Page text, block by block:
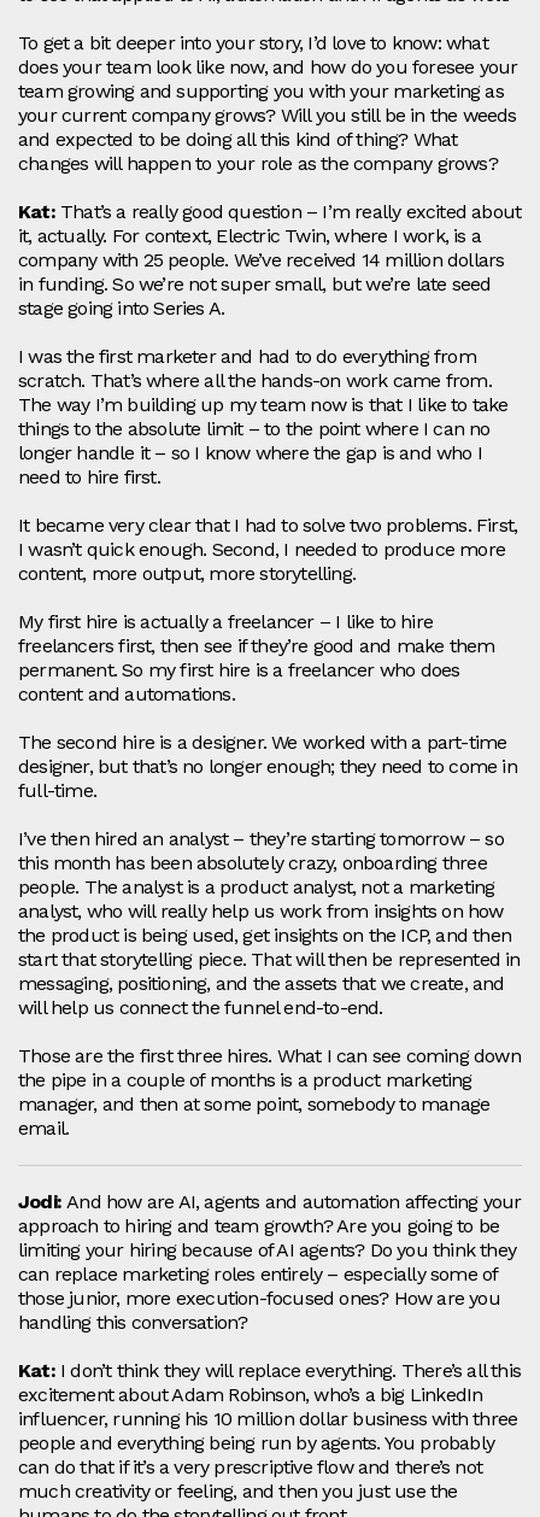
To get a bit deeper into your story, I’d love to know: what
does your team look like now, and how do you foresee your
team growing and supporting you with your marketing as
your current company grows? Will you still be in the weeds
and expected to be doing all this kind of thing? What
changes will happen to your role as the company grows?
Kat:That’s a really good question – I’m really excited about
it, actually. For context, Electric Twin, where I work, is a
company with 25 people. We’ve received 14 million dollars
in funding. So we’re not super small, but we’re late seed
stage going into Series A.
I was the first marketer and had to do everything from
scratch. That’s where all the hands‑on work came from.
The way I’m building up my team now is that I like to take
things to the absolute limit – to the point where I can no
longer handle it – so I know where the gap is and who I
need to hire first.
It became very clear that I had to solve two problems. First,
I wasn’t quick enough. Second, I needed to produce more
content, more output, more storytelling.
My first hire is actually a freelancer – I like to hire
freelancers first, then see if they’re good and make them
permanent. So my first hire is a freelancer who does
content and automations.
The second hire is a designer. We worked with a part‑time
designer, but that’s no longer enough; they need to come in
full‑time.
I’ve then hired an analyst – they’re starting tomorrow – so
this month has been absolutely crazy, onboarding three
people. The analyst is a product analyst, not a marketing
analyst, who will really help us work from insights on how
the product is being used, get insights on the ICP, and then
start that storytelling piece. That will then be represented in
messaging, positioning, and the assets that we create, and
will help us connect the funnel end‑to‑end.
Those are the first three hires. What I can see coming down
the pipe in a couple of months is a product marketing
manager, and then at some point, somebody to manage
email.
Jodi: And how are AI, agents and automation affecting your
approach to hiring and team growth? Are you going to be
limiting your hiring because of AI agents? Do you think they
can replace marketing roles entirely – especially some of
those junior, more execution‑focused ones? How are you
handling this conversation?
Kat:I don’t think they will replace everything. There’s all this
excitement about Adam Robinson, who’s a big LinkedIn
influencer, running his 10 million dollar business with three
people and everything being run by agents. You probably
can do that if it’s a very prescriptive flow and there’s not
much creativity or feeling, and then you just use the